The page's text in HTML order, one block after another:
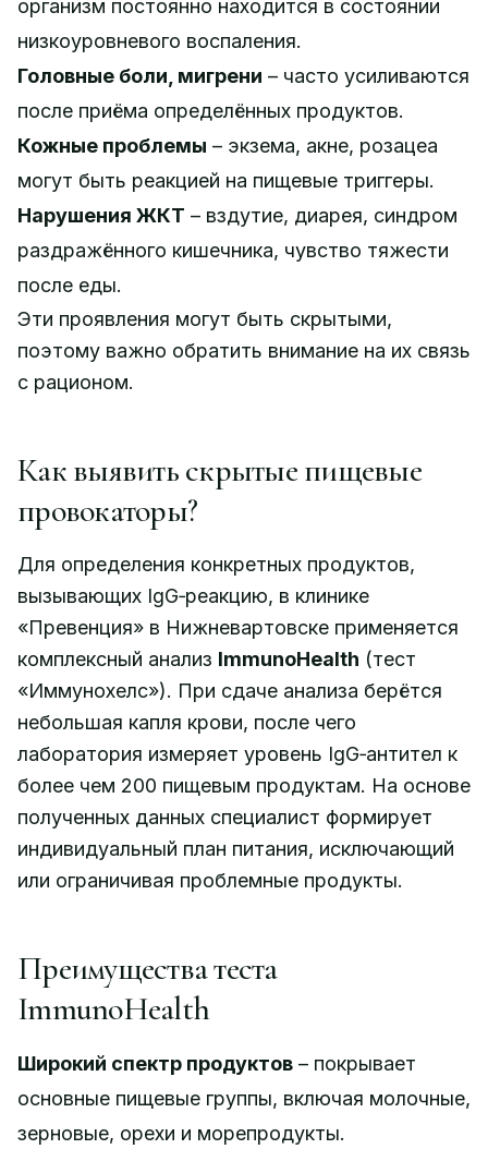
организм постоянно находится в состоянии
низкоуровневого воспаления.
Головные боли, мигрени – часто усиливаются
после приёма определённых продуктов.
Кожные проблемы – экзема, акне, розацеа
могут быть реакцией на пищевые триггеры.
Нарушения ЖКТ – вздутие, диарея, синдром
раздражённого кишечника, чувство тяжести
после еды.
Эти проявления могут быть скрытыми,
поэтому важно обратить внимание на их связь
с рационом.
Как выявить скрытые пищевые
провокаторы?
Для определения конкретных продуктов,
вызывающих IgG‑реакцию, в клинике
«Превенция» в Нижневартовске применяется
комплексный анализ ImmunoHealth (тест
«Иммунохелс»). При сдаче анализа берётся
небольшая капля крови, после чего
лаборатория измеряет уровень IgG‑антител к
более чем 200 пищевым продуктам. На основе
полученных данных специалист формирует
индивидуальный план питания, исключающий
или ограничивая проблемные продукты.
Преимущества теста
ImmunoHealth
Широкий спектр продуктов – покрывает
основные пищевые группы, включая молочные,
зерновые, орехи и морепродукты.